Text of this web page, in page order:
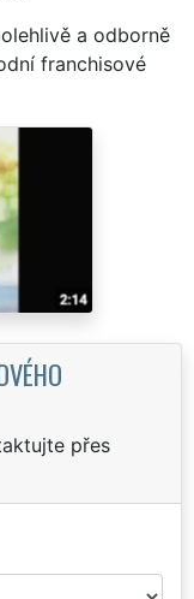
a odborně
franchisové
přes